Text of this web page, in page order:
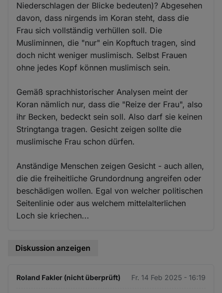
Niederschlagen der Blicke bedeuten)? Abgesehen
davon, dass nirgends im Koran steht, dass die
Frau sich vollständig verhüllen soll. Die
Musliminnen, die "nur" ein Kopftuch tragen, sind
doch nicht weniger muslimisch. Selbst Frauen
ohne jedes Kopf können muslimisch sein.
Gemäß sprachhistorischer Analysen meint der
Koran nämlich nur, dass die "Reize der Frau", also
ihr Becken, bedeckt sein soll. Also darf sie keinen
Stringtanga tragen. Gesicht zeigen sollte die
muslimische Frau schon dürfen.
Anständige Menschen zeigen Gesicht - auch allen,
die die freiheitliche Grundordnung angreifen oder
beschädigen wollen. Egal von welcher politischen
Seitenlinie oder aus welchem mittelalterlichen
Loch sie kriechen...
Diskussion anzeigen
Roland Fakler (nicht überprüft) Fr. 14 Feb 2025 - 16:19